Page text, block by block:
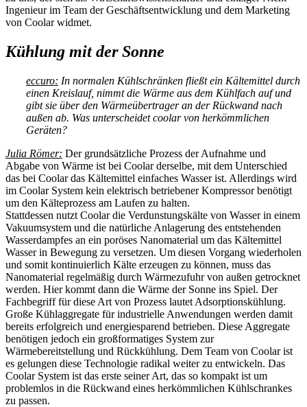
Ingenieur im Team der Geschäftsentwicklung und dem Marketing
von Coolar widmet.
Kühlung mit der Sonne
eccuro: In normalen Kühlschränken fließt ein Kältemittel durch
einen Kreislauf, nimmt die Wärme aus dem Kühlfach auf und
gibt sie über den Wärmeübertrager an der Rückwand nach
außen ab. Was unterscheidet coolar von herkömmlichen
Geräten?
Julia Römer: Der grundsätzliche Prozess der Aufnahme und
Abgabe von Wärme ist bei Coolar derselbe, mit dem Unterschied
das bei Coolar das Kältemittel einfaches Wasser ist. Allerdings wird
im Coolar System kein elektrisch betriebener Kompressor benötigt
um den Kälteprozess am Laufen zu halten.
Stattdessen nutzt Coolar die Verdunstungskälte von Wasser in einem
Vakuumsystem und die natürliche Anlagerung des entstehenden
Wasserdampfes an ein poröses Nanomaterial um das Kältemittel
Wasser in Bewegung zu versetzen. Um diesen Vorgang wiederholen
und somit kontinuierlich Kälte erzeugen zu können, muss das
Nanomaterial regelmäßig durch Wärmezufuhr von außen getrocknet
werden. Hier kommt dann die Wärme der Sonne ins Spiel. Der
Fachbegriff für diese Art von Prozess lautet Adsorptionskühlung.
Große Kühlaggregate für industrielle Anwendungen werden damit
bereits erfolgreich und energiesparend betrieben. Diese Aggregate
benötigen jedoch ein großformatiges System zur
Wärmebereitstellung und Rückkühlung. Dem Team von Coolar ist
es gelungen diese Technologie radikal weiter zu entwickeln. Das
Coolar System ist das erste seiner Art, das so kompakt ist um
problemlos in die Rückwand eines herkömmlichen Kühlschrankes
zu passen.